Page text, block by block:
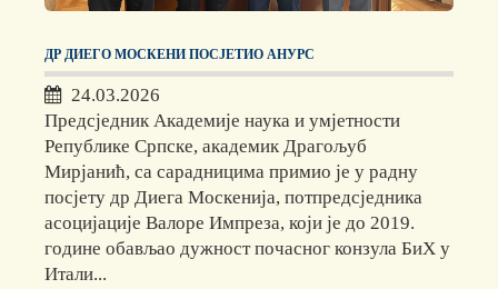
ДР ДИЕГО МОСКЕНИ ПОСЈЕТИО АНУРС
24.03.2026
Предсједник Академије наука и умјетности
Републике Српске, академик Драгољуб
Мирјанић, са сарадницима примио је у радну
посјету др Диега Москенија, потпредсједника
асоцијације Валоре Импреза, који је до 2019.
године обављао дужност почасног конзула БиХ у
Итали...